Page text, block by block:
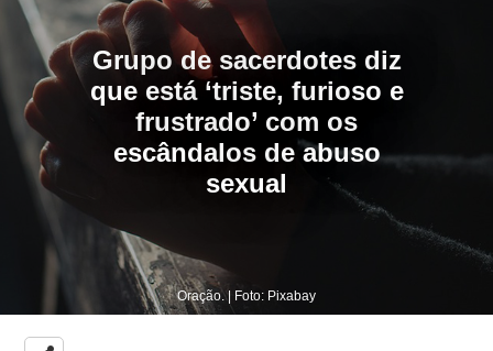
Grupo de sacerdotes diz
que está ‘triste, furioso e
frustrado’ com os
escândalos de abuso
sexual
Oração. | Foto: Pixabay